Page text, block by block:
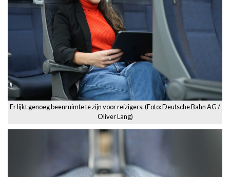
Er lijkt genoeg beenruimte te zijn voor reizigers. (Foto: Deutsche Bahn AG /
Oliver Lang)